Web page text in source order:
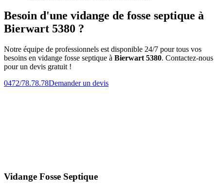
Besoin d'une vidange de fosse septique à
Bierwart 5380 ?
Notre équipe de professionnels est disponible 24/7 pour tous vos
besoins en vidange fosse septique à Bierwart 5380. Contactez-nous
pour un devis gratuit !
0472/78.78.78Demander un devis
Vidange Fosse Septique